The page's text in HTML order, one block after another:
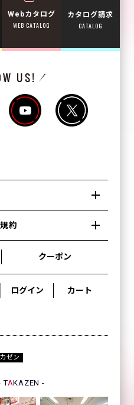
Webカタログ
WEB CATALOG
カタログ請求
CATALOG
約
クーポン
ログイン カート
ゼン
TAKAZEN -